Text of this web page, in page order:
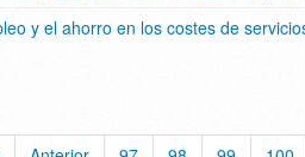
y el ahorro en los costes de